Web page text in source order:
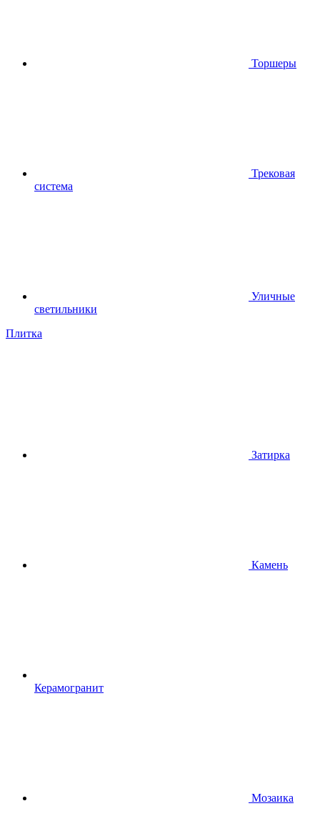
Торшеры
Трековая
система
Уличные
светильники
Плитка
Затирка
Камень
Керамогранит
Мозаика